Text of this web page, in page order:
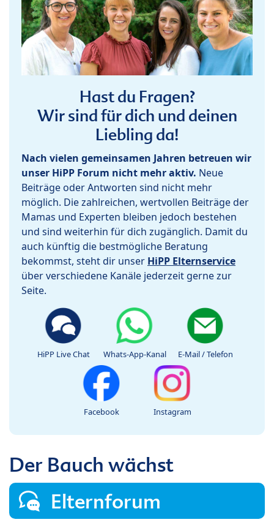
Hast du Fragen?
Wir sind für dich und deinen
Liebling da!
Nach vielen gemeinsamen Jahren betreuen wir
unser HiPP Forum nicht mehr aktiv. Neue
Beiträge oder Antworten sind nicht mehr
möglich. Die zahlreichen, wertvollen Beiträge der
Mamas und Experten bleiben jedoch bestehen
und sind weiterhin für dich zugänglich. Damit du
auch künftig die bestmögliche Beratung
bekommst, steht dir unser HiPP Elternservice
über verschiedene Kanäle jederzeit gerne zur
Seite.
HiPP Live Chat Whats-App-Kanal E-Mail / Telefon
Facebook Instagram
Der Bauch wächst
Elternforum